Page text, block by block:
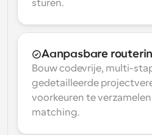
sturen.
Aanpasbare
Bouw codevrije, multi-
gedetailleerde
voorkeuren te
matching.